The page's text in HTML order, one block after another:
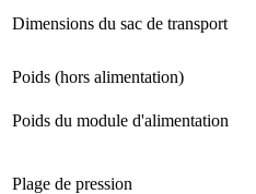
Dimensions du sac de transport
Poids (hors alimentation)
Poids du module d'alimentation
Plage de pression